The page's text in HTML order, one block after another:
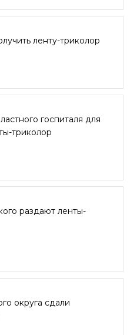
ленту-триколор
госпиталя для
триколор
раздают ленты-
округа сдали